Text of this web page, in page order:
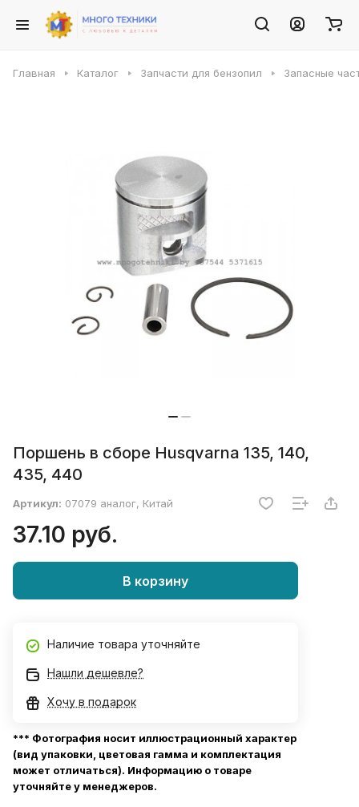
Главная Каталог Запчасти для бензопил Запасные
Поршень в сборе Husqvarna 135, 140,
435, 440
Артикул: 07079 аналог, Китай
37.10 руб.
В корзину
Наличие товара уточняйте
Нашли дешевле?
Хочу в подарок
*** Фотография носит иллюстрационный характер
(вид упаковки, цветовая гамма и комплектация
может отличаться). Информацию о товаре
уточняйте у менеджеров.